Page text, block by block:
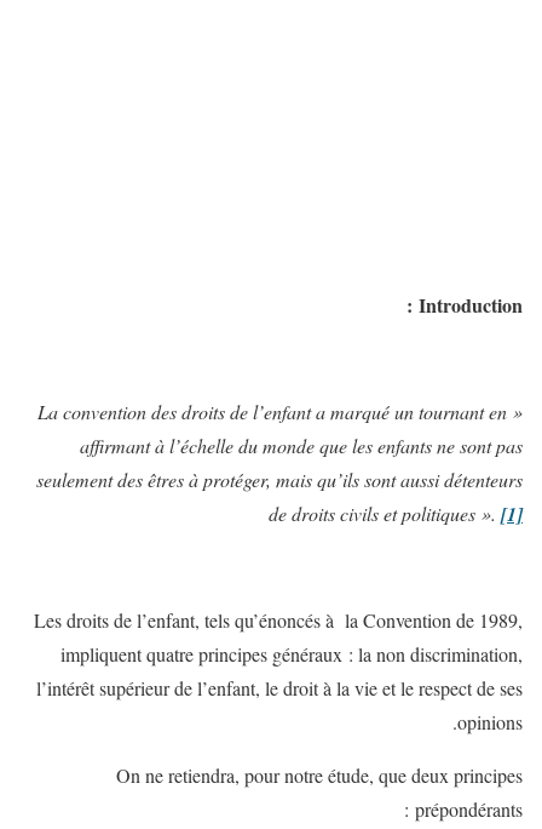
Introduction :
« La convention des droits de l’enfant a marqué un tournant en
affirmant à l’échelle du monde que les enfants ne sont pas
seulement des êtres à protéger, mais qu’ils sont aussi détenteurs
de droits civils et politiques ». [1]
Les droits de l’enfant, tels qu’énoncés à la Convention de 1989,
impliquent quatre principes généraux : la non discrimination,
l’intérêt supérieur de l’enfant, le droit à la vie et le respect de ses
opinions.
On ne retiendra, pour notre étude, que deux principes
prépondérants :